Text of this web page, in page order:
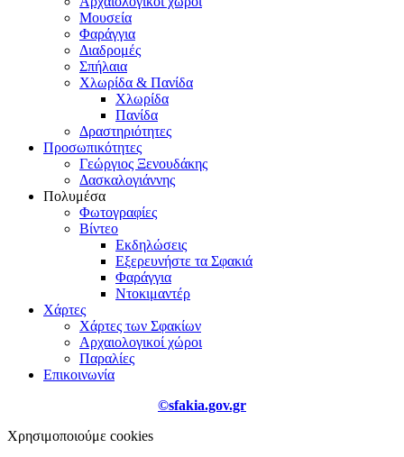
Μουσεία
Φαράγγια
Διαδρομές
Σπήλαια
Χλωρίδα & Πανίδα
Χλωρίδα
Πανίδα
Δραστηριότητες
Προσωπικότητες
Γεώργιος Ξενουδάκης
Δασκαλογιάννης
Πολυμέσα
Φωτογραφίες
Βίντεο
Εκδηλώσεις
Εξερευνήστε τα Σφακιά
Φαράγγια
Ντοκιμαντέρ
Χάρτες
Χάρτες των Σφακίων
Αρχαιολογικοί χώροι
Παραλίες
Επικοινωνία
©sfakia.gov.gr
Χρησιμοποιούμε cookies